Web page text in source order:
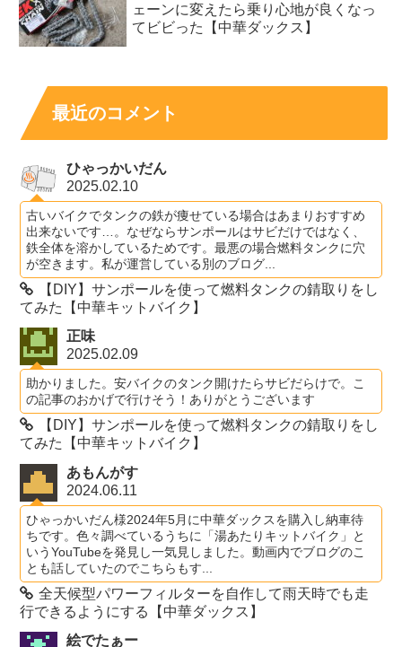
ェーンに変えたら乗り心地が良くなっ
てビビった【中華ダックス】
最近のコメント
ひゃっかいだん
2025.02.10
古いバイクでタンクの鉄が痩せている場合はあまりおすすめ
出来ないです…。なぜならサンポールはサビだけではなく、
鉄全体を溶かしているためです。最悪の場合燃料タンクに穴
が空きます。私が運営している別のブログ...
【DIY】サンポールを使って燃料タンクの錆取りをし
てみた【中華キットバイク】
正味
2025.02.09
助かりました。安バイクのタンク開けたらサビだらけで。こ
の記事のおかげで行けそう！ありがとうございます
【DIY】サンポールを使って燃料タンクの錆取りをし
てみた【中華キットバイク】
あもんがす
2024.06.11
ひゃっかいだん様2024年5月に中華ダックスを購入し納車待
ちです。色々調べているうちに「湯あたりキットバイク」と
いうYouTubeを発見し一気見しました。動画内でブログのこ
とも話していたのでこちらもす...
全天候型パワーフィルターを自作して雨天時でも走
行できるようにする【中華ダックス】
絵でたぁー